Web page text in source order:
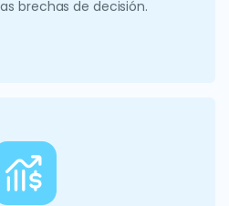
brechas de decisión.